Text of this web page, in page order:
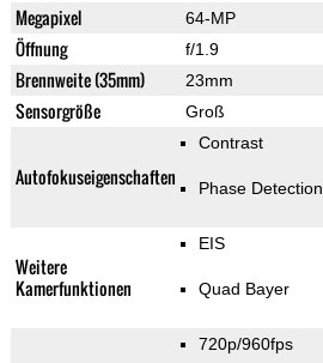
Megapixel 64-MP
Öffnung f/1.9
Brennweite (35mm) 23mm
Sensorgröße Groß
Autofokuseigenschaften
Contrast
Phase Detection
Weitere
Kamerfunktionen
EIS
Quad Bayer
720p/960fps